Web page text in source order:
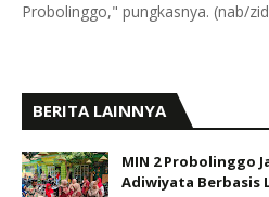
Probolinggo," pungkasnya. (nab/
BERITA LAINNYA
MIN 2 Probolinggo
Adiwiyata Berbasis